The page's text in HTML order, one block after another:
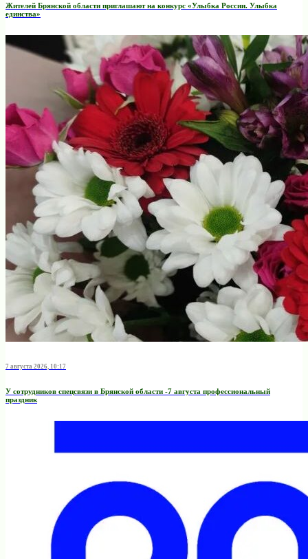
Жителей Брянской области приглашают на конкурс «Улыбка России. Улыбка
единства»
7 августа 2026, 10:17
У сотрудников спецсвязи в Брянской области -7 августа профессиональный
праздник